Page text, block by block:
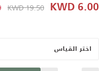
6.00 KWD
reduced from
19.50 KWD
اختر القياس